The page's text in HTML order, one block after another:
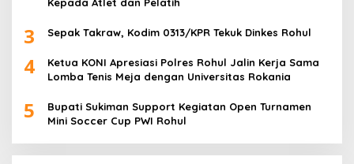
3 Sepak Takraw, Kodim 0313/KPR Tekuk Dinkes Rohul
4
Ketua KONI Apresiasi Polres Rohul Jalin Kerja Sama
Lomba Tenis Meja dengan Universitas Rokania
5
Bupati Sukiman Support Kegiatan Open Turnamen
Mini Soccer Cup PWI Rohul